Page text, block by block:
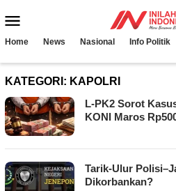
ke
Mobile
Home News Nasional Info Politik
KATEGORI: KAPOLRI
L-PK2 Sorot
KONI Maros
Tarik-Ulur
Dikorbankan?